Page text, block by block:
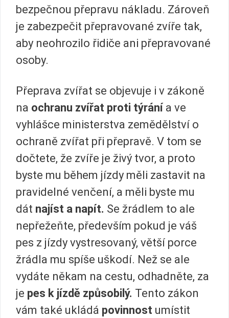
bezpečnou přepravu nákladu. Zároveň
je zabezpečit přepravované zvíře tak,
aby neohrozilo řidiče ani přepravované
osoby.
Přeprava zvířat se objevuje i v zákoně
na ochranu zvířat proti týránía ve
vyhlášce ministerstva zemědělství o
ochraně zvířat při přepravě. V tom se
dočtete, že zvíře je živý tvor, a proto
byste mu během jízdy měli zastavit na
pravidelné venčení, a měli byste mu
dát najíst a napít. Se žrádlem to ale
nepřežeňte, především pokud je váš
pes z jízdy vystresovaný, větší porce
žrádla mu spíše uškodí. Než se ale
vydáte někam na cestu, odhadněte, za
je pes k jízdě způsobilý. Tento zákon
vám také ukládá povinnost umístit